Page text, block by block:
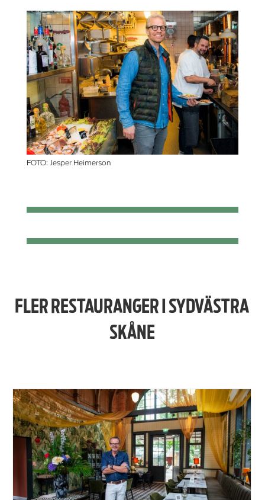
FOTO: Jesper Heimerson
FLER RESTAURANGER I SYDVÄSTRA
SKÅNE